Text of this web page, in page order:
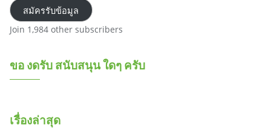
สมัครรับข้อมูล
Join 1,984 other subscribers
ขอ งดรับ สนับสนุน ใดๆ ครับ
เรื่องล่าสุด